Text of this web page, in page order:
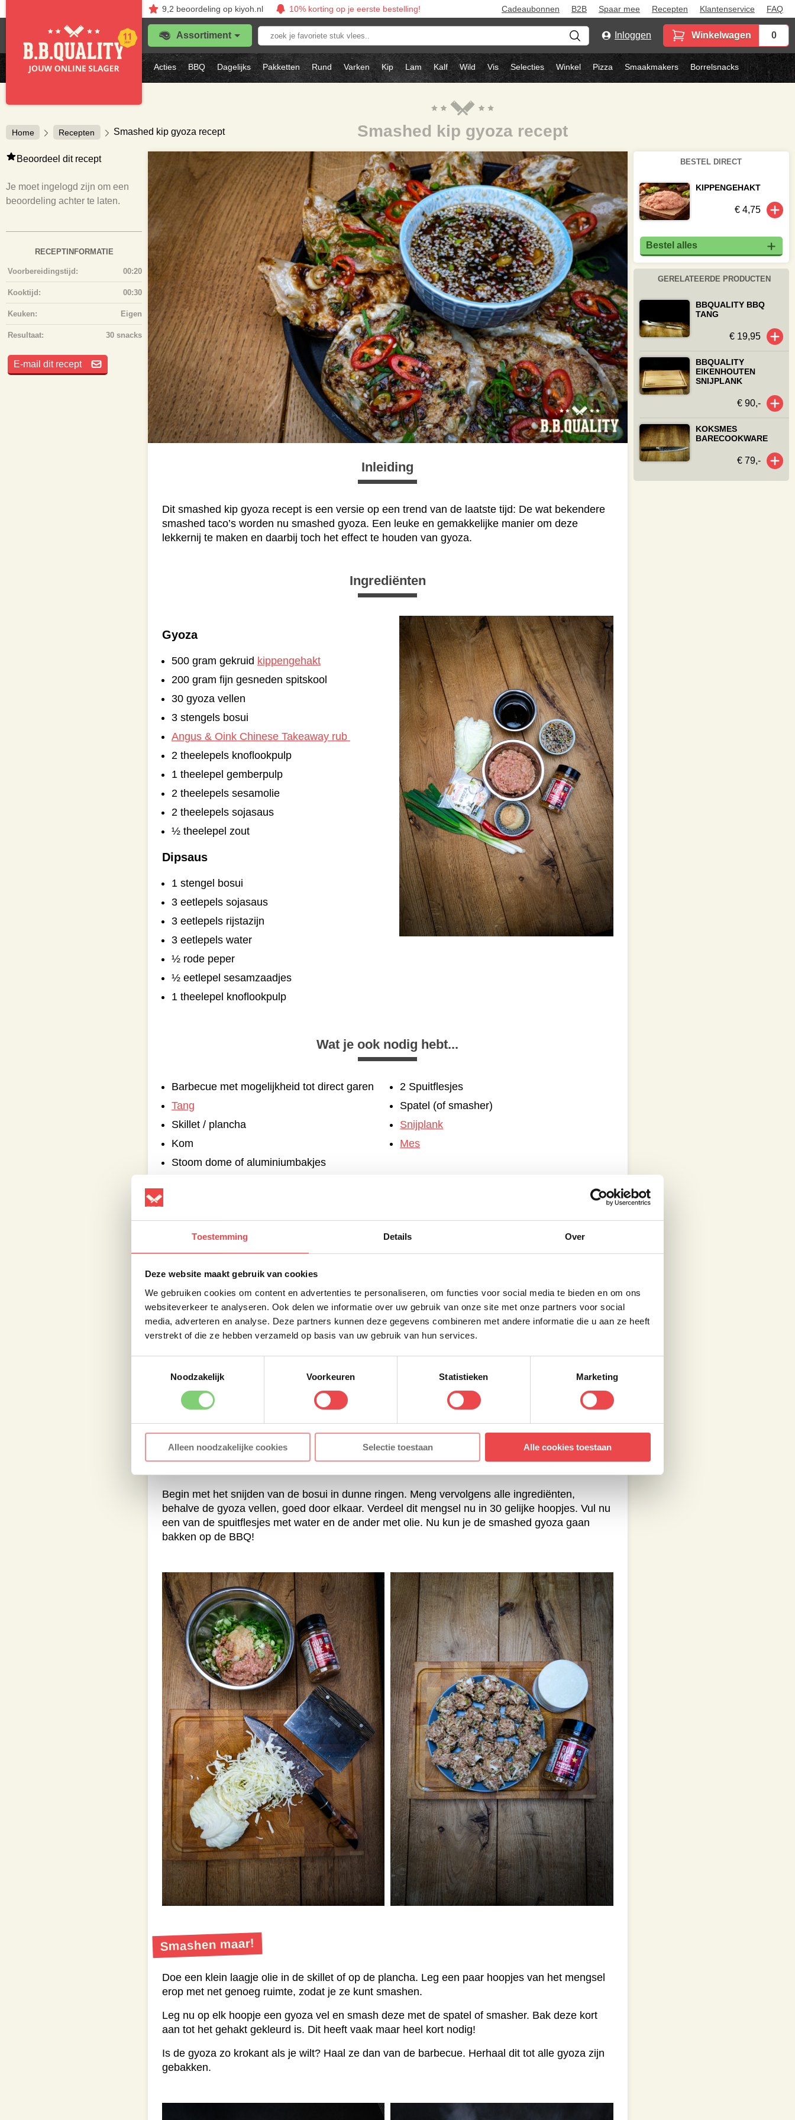
Toestemming Details Over
Deze website maakt gebruik van cookies
We gebruiken cookies om content en advertenties te personaliseren, om functies voor social media te bieden en om ons
websiteverkeer te analyseren. Ook delen we informatie over uw gebruik van onze site met onze partners voor social
media, adverteren en analyse. Deze partners kunnen deze gegevens combineren met andere informatie die u aan ze heeft
verstrekt of die ze hebben verzameld op basis van uw gebruik van hun services.
Noodzakelijk
Voorkeuren Statistieken Marketing
Alleen noodzakelijke cookies Selectie toestaan Alle cookies toestaan
9,2 beoordelingop kiyoh.nl 10% korting op je eerste bestelling! Cadeaubonnen B2B Spaar mee Recepten Klantenservice FAQ
Assortiment
Zoek
je
favoriete
stuk
vlees..
Inloggen Winkelwagen 0
Acties BBQ Dagelijks Pakketten Rund Varken Kip Lam Kalf Wild Vis Selecties Winkel Pizza Smaakmakers Borrelsnacks
Home Recepten Smashed kip gyoza recept Smashed kip gyoza recept
Beoordeel dit recept
Je moet ingelogd zijn om een
beoordeling achter te laten.
RECEPTINFORMATIE
Voorbereidingstijd: 00:20
Kooktijd: 00:30
Keuken: Eigen
Resultaat: 30 snacks
E-mail dit recept
Inleiding
Dit smashed kip gyoza recept is een versie op een trend van de laatste tijd: De wat bekendere
smashed taco’s worden nu smashed gyoza. Een leuke en gemakkelijke manier om deze
lekkernij te maken en daarbij toch het effect te houden van gyoza.
Ingrediënten
Gyoza
500 gram gekruid kippengehakt
200 gram fijn gesneden spitskool
30 gyoza vellen
3 stengels bosui
Angus & Oink Chinese Takeaway rub
2 theelepels knoflookpulp
1 theelepel gemberpulp
2 theelepels sesamolie
2 theelepels sojasaus
½ theelepel zout
Dipsaus
1 stengel bosui
3 eetlepels sojasaus
3 eetlepels rijstazijn
3 eetlepels water
½ rode peper
½ eetlepel sesamzaadjes
1 theelepel knoflookpulp
Wat je ook nodig hebt...
Barbecue met mogelijkheid tot direct garen
Tang
Skillet / plancha
Kom
Stoom dome of aluminiumbakjes
2 Spuitflesjes
Spatel (of smasher)
Snijplank
Mes
Begin met het aansteken van de BBQ. Zorg evoor dat je met een dome-temperatuur van 180
skillets goed mee opwarmen.
Bereiding
Snijd de bosui en rode peper in dunne ringen. Meng nu alle ingrediënten door elkaar en de
Gyoza
Begin met het snijden van de bosui in dunne ringen. Meng vervolgens alle ingrediënten,
behalve de gyoza vellen, goed door elkaar. Verdeel dit mengsel nu in 30 gelijke hoopjes. Vul nu
een van de spuitflesjes met water en de ander met olie. Nu kun je de smashed gyoza gaan
bakken op de BBQ!
Smashen maar!
Doe een klein laagje olie in de skillet of op de plancha. Leg een paar hoopjes van het mengsel
erop met net genoeg ruimte, zodat je ze kunt smashen.
Leg nu op elk hoopje een gyoza vel en smash deze met de spatel of smasher. Bak deze kort
aan tot het gehakt gekleurd is. Dit heeft vaak maar heel kort nodig!
Is de gyoza zo krokant als je wilt? Haal ze dan van de barbecue. Herhaal dit tot alle gyoza zijn
gebakken.
BESTEL DIRECT
KIPPENGEHAKT
€ 4,75
Bestel alles
GERELATEERDE PRODUCTEN
BBQUALITY BBQ
TANG
€ 19,95
BBQUALITY
EIKENHOUTEN
SNIJPLANK
€ 90,-
KOKSMES
BARECOOKWARE
€ 79,-